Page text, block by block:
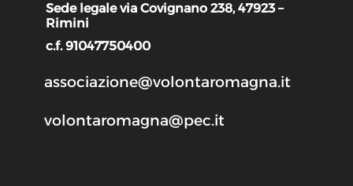
Sede legale via Covignano 238, 47923 –
Rimini
c.f. 91047750400
associazione@volontaromagna.it
volontaromagna@pec.it